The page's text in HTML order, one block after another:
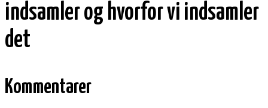
indsamler og hvorfor vi indsamler
det
Kommentarer